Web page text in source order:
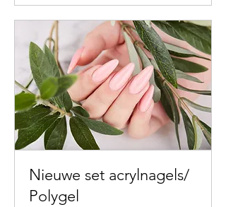
Nieuwe set acrylnagels/
Polygel